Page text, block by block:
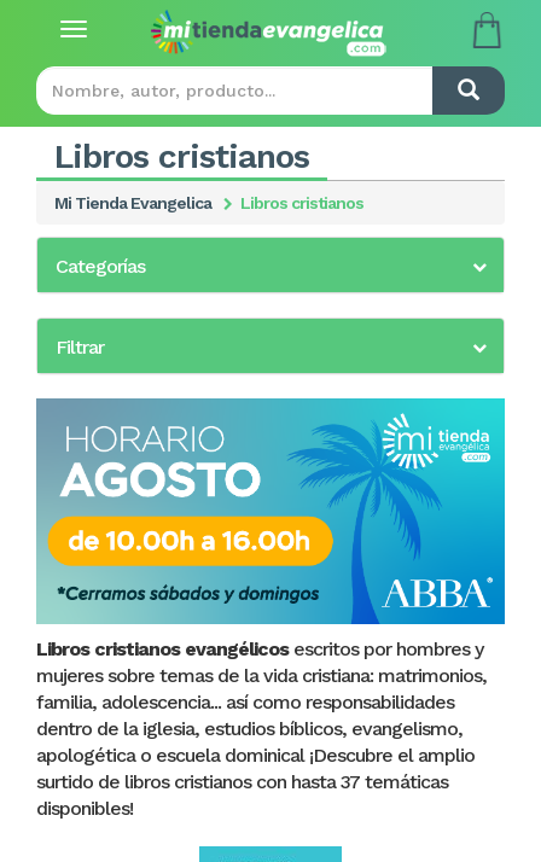
Toggle
Libros cristianos
Mi Tienda Evangelica Libros cristianos
Categorías
Filtrar
Libros cristianos evangélicosescritos por hombres y
mujeres sobre temas de la vida cristiana: matrimonios,
familia, adolescencia... así como responsabilidades
dentro de la iglesia, estudios bíblicos, evangelismo,
apologética o escuela dominical ¡Descubre el amplio
surtido de libros cristianos con hasta 37 temáticas
disponibles!